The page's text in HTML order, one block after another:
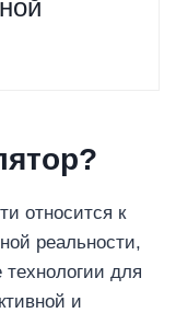
относится к
реальности,
технологии для
и